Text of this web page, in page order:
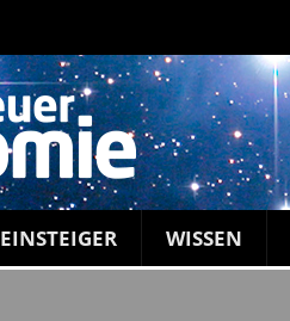
EINSTEIGER WISSEN